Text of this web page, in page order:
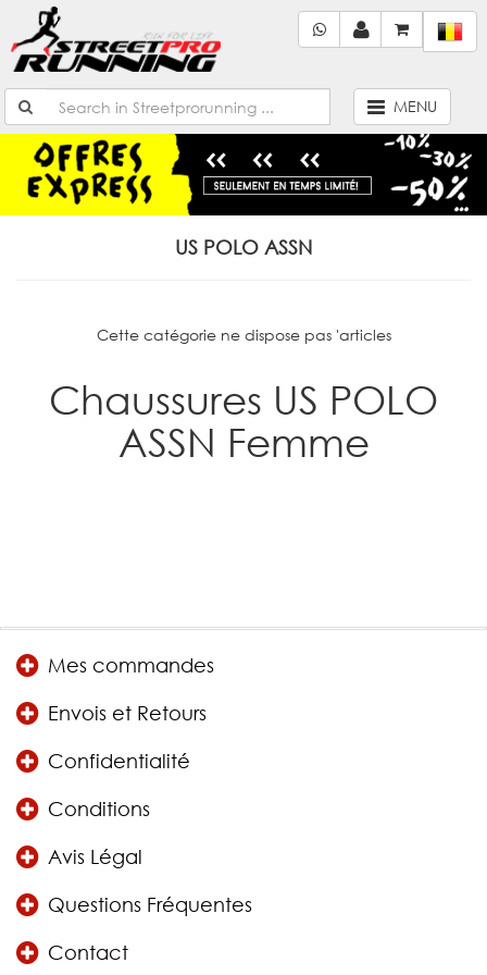
MENU
US POLO ASSN
Cette catégorie ne dispose pas 'articles
Chaussures US POLO
ASSN Femme
Mes commandes
Envois et Retours
Confidentialité
Conditions
Avis Légal
Questions Fréquentes
Contact